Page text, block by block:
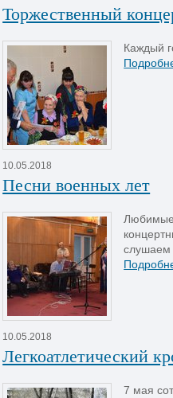
Торжественный
Каждый
10.05.2018
Песни военных лет
Любимые
слушаем
10.05.2018
Легкоатлетический
7 мая